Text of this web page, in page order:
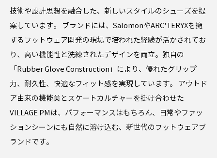
技術や設計思想を融合した、新しいスタイルのシューズを提
案しています。 ブランドには、SalomonやARC'TERYXを擁
するフットウェア開発の現場で培われた経験が活かされてお
り、高い機能性と洗練されたデザインを両立。独自の
「Rubber Glove Construction」により、優れたグリップ
力、耐久性、快適なフィット感を実現しています。 アウトド
ア由来の機能美とスケートカルチャーを掛け合わせた
VILLAGE PMは、パフォーマンスはもちろん、日常やファッ
ションシーンにも自然に溶け込む、新世代のフットウェアブ
ランドです。